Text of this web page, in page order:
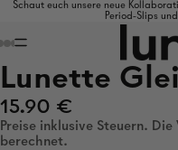
Schaut euch unsere neue
Period-Slips
Lunette
15.90 €
Preise inklusive Steuern.
berechnet.